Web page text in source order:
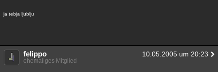
ja tebja ljublju
felippo 10.05.2005 um 20:23
ehemaliges Mitglied